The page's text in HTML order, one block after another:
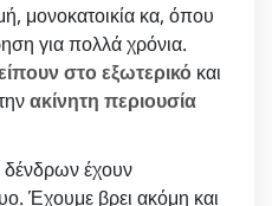
μονοκατοικία κα, όπου
για πολλά χρόνια.
στο εξωτερικό και
ακίνητη περιουσία
δένδρων έχουν
Έχουμε βρει ακόμη και